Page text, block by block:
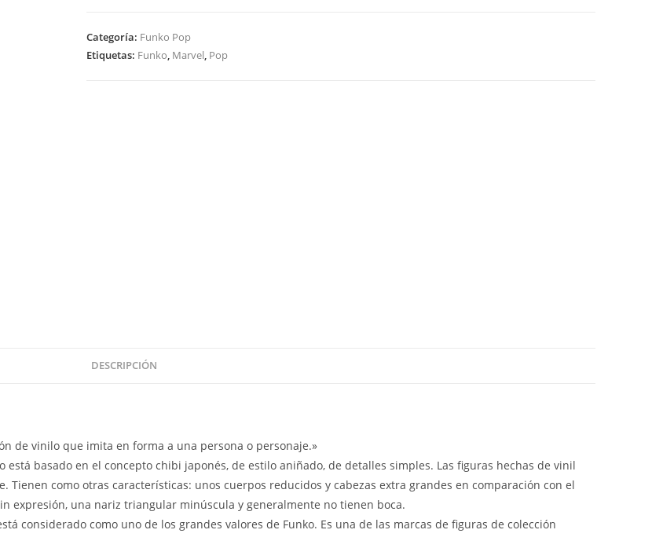
Gambit
Categoría: Funko Pop
Etiquetas: Funko, Marvel, Pop
DESCRIPCIÓN
de vinilo que imita en forma a una persona o personaje.»
está basado en el concepto chibi japonés, de estilo aniñado, de detalles simples. Las figuras hechas de vinil
como otras características: unos cuerpos reducidos y cabezas extra grandes en comparación con el
expresión, una nariz triangular minúscula y generalmente no tienen boca.
considerado como uno de los grandes valores de Funko. Es una de las marcas de figuras de colección